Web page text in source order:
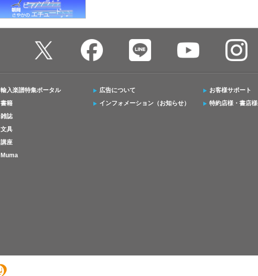
輸入楽譜特集ポータル
書籍
雑誌
文具
講座
Muma
広告について
インフォメーション（お知らせ）
お客様サポート
特約店様・書店